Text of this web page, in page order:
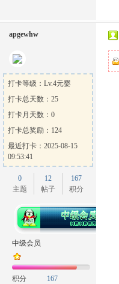
apgewhw
打卡等级：Lv.4元婴
打卡总天数：25
打卡月天数：0
打卡总奖励：124
最近打卡：2025-08-15
09:53:41
0
主题
12
帖子
167
积分
中级会员
积分 167